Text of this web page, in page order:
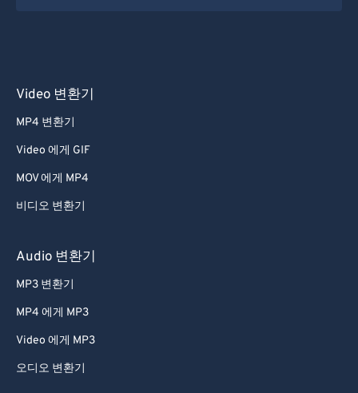
Video 변환기
MP4 변환기
Video 에게 GIF
MOV 에게 MP4
비디오 변환기
Audio 변환기
MP3 변환기
MP4 에게 MP3
Video 에게 MP3
오디오 변환기